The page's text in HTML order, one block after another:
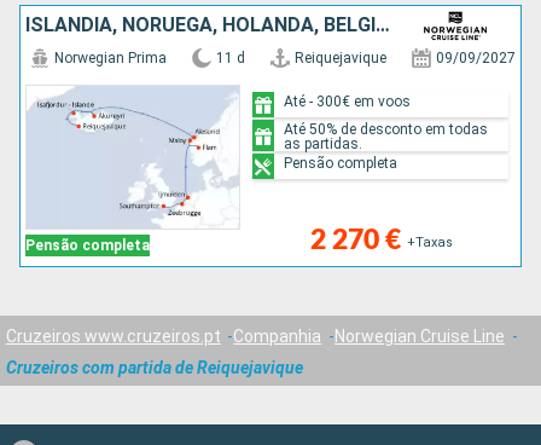
ISLÂNDIA, NORUEGA, HOLANDA, BÉLGICA, REINO UNIDO
Pensão completa
Norwegian Prima 11 d Reiquejavique 09/09/2027
2 270 € +Taxas
Até - 300€ em voos
Até 50% de desconto em todas
as partidas.
Pensão completa
Cruzeiros www.cruzeiros.pt Companhia
Norwegian Cruise Line
Cruzeiros com partida de Reiquejavique